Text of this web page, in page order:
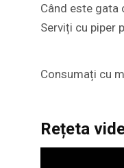
Când este gata
Serviți cu piper
Consumați cu
Rețeta